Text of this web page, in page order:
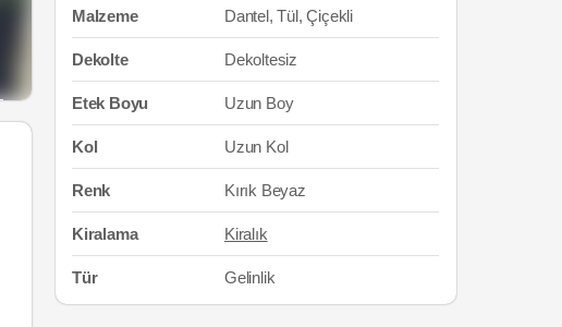
Malzeme Dantel, Tül, Çiçekli
Dekolte Dekoltesiz
Etek Boyu Uzun Boy
Kol Uzun Kol
Renk Kırık Beyaz
Kiralama Kiralık
Tür Gelinlik